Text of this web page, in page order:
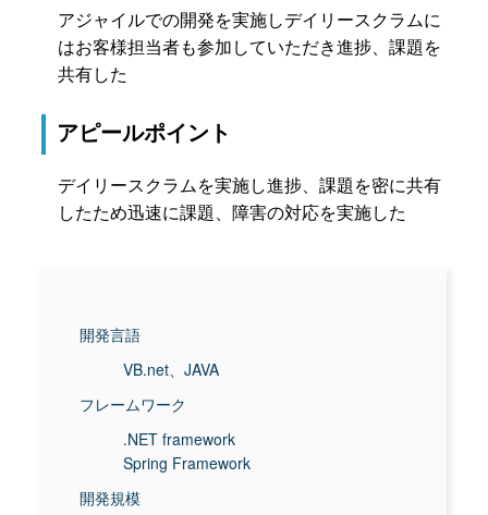
アジャイルでの開発を実施しデイリースクラムに
はお客様担当者も参加していただき進捗、課題を
共有した
アピールポイント
デイリースクラムを実施し進捗、課題を密に共有
したため迅速に課題、障害の対応を実施した
開発言語
VB.net、JAVA
フレームワーク
.NET framework
Spring Framework
開発規模